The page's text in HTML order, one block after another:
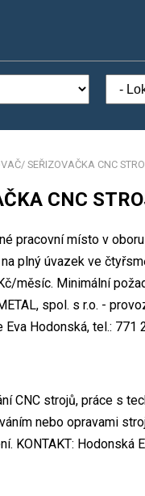
SEŘIZOVAČKA CNC
CNC
pracovní místo v
na plný úvazek ve
měsíc. Minimální
spol. s r.o. -
Hodonská, tel.: 771
CNC strojů, práce s
nebo opravami
KONTAKT: Hodonská